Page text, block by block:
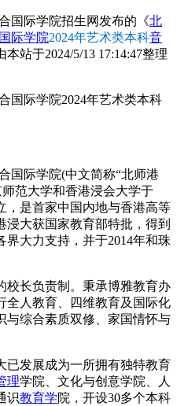
国际学院招生网发布的《北
际学院2024年艺术类本科音
本站于2024/5/13 17:14:47整理
国际学院2024年艺术类本科
国际学院(中文简称“北师港
范大学和香港浸会大学于
，是首家中国内地与香港高等
大获国家教育部特批，得到
界大力支持，并于2014年和珠
校长负责制。秉承博雅教育办
全人教育、四维教育及国际化
与综合素质双修、家国情怀与
已发展成为一所拥有独特教育
理学院、文化与创意学院、人
识教育学院，开设30多个本科